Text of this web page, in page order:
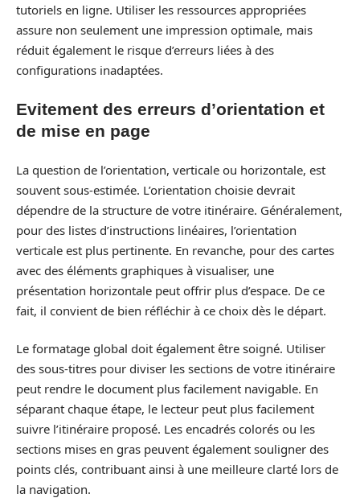
tutoriels en ligne. Utiliser les ressources appropriées
assure non seulement une impression optimale, mais
réduit également le risque d’erreurs liées à des
configurations inadaptées.
Evitement des erreurs d’orientation et
de mise en page
La question de l’orientation, verticale ou horizontale, est
souvent sous-estimée. L’orientation choisie devrait
dépendre de la structure de votre itinéraire. Généralement,
pour des listes d’instructions linéaires, l’orientation
verticale est plus pertinente. En revanche, pour des cartes
avec des éléments graphiques à visualiser, une
présentation horizontale peut offrir plus d’espace. De ce
fait, il convient de bien réfléchir à ce choix dès le départ.
Le formatage global doit également être soigné. Utiliser
des sous-titres pour diviser les sections de votre itinéraire
peut rendre le document plus facilement navigable. En
séparant chaque étape, le lecteur peut plus facilement
suivre l’itinéraire proposé. Les encadrés colorés ou les
sections mises en gras peuvent également souligner des
points clés, contribuant ainsi à une meilleure clarté lors de
la navigation.